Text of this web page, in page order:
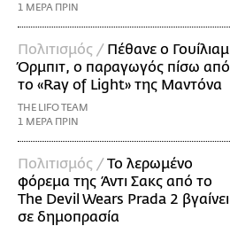
1 ΜΕΡΑ ΠΡΙΝ
Πολιτισμός / Πέθανε ο Γουίλιαμ
Όρμπιτ, ο παραγωγός πίσω από
το «Ray of Light» της Μαντόνα
THE LIFO TEAM
1 ΜΕΡΑ ΠΡΙΝ
Πολιτισμός /Το λερωμένο
φόρεμα της Άντι Σακς από το
The Devil Wears Prada 2 βγαίνει
σε δημοπρασία